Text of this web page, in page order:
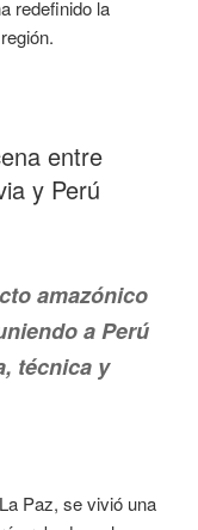
redefinido la
entre
y Perú
amazónico
a Perú
técnica y
Paz, se vivió una